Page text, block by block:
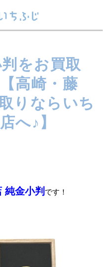
をお買取
高崎・藤
りならいち
へ♪】
純金小判 です！